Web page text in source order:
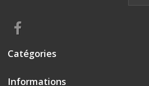
Catégories
Informations